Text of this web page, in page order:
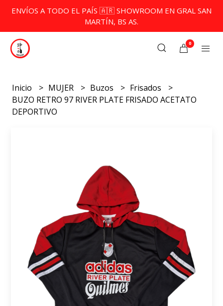
ENVÍOS A TODO EL PAÍS 🇦🇷 SHOWROOM EN GRAL SAN
MARTÍN, BS AS.
0
Inicio MUJER Buzos
Frisados
BUZO RETRO 97 RIVER PLATE FRISADO ACETATO
DEPORTIVO